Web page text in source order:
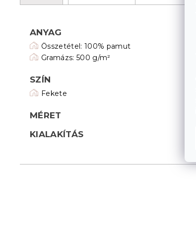
ANYAG
Összetétel: 100% pamut
Gramázs: 500 g/m²
SZÍN
Fekete
MÉRET
KIALAKÍTÁS